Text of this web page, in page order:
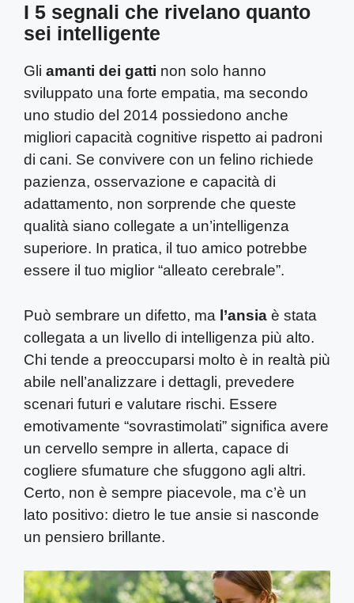
I 5 segnali che rivelano quanto
sei intelligente
Gli amanti dei gatti non solo hanno
sviluppato una forte empatia, ma secondo
uno studio del 2014 possiedono anche
migliori capacità cognitive rispetto ai padroni
di cani. Se convivere con un felino richiede
pazienza, osservazione e capacità di
adattamento, non sorprende che queste
qualità siano collegate a un’intelligenza
superiore. In pratica, il tuo amico potrebbe
essere il tuo miglior “alleato cerebrale”.
Può sembrare un difetto, ma l’ansia è stata
collegata a un livello di intelligenza più alto.
Chi tende a preoccuparsi molto è in realtà più
abile nell’analizzare i dettagli, prevedere
scenari futuri e valutare rischi. Essere
emotivamente “sovrastimolati” significa avere
un cervello sempre in allerta, capace di
cogliere sfumature che sfuggono agli altri.
Certo, non è sempre piacevole, ma c’è un
lato positivo: dietro le tue ansie si nasconde
un pensiero brillante.